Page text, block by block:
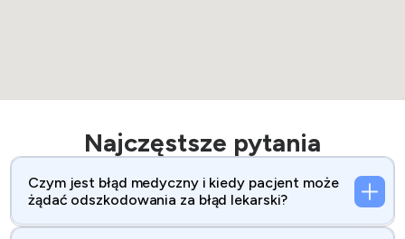
Najczęstsze pytania
Czym jest błąd medyczny i kiedy pacjent może
żądać odszkodowania za błąd lekarski?